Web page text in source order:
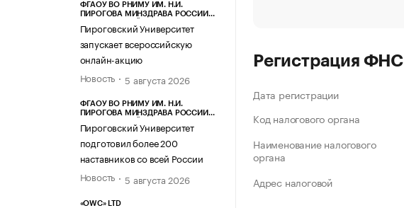
ФГАОУ ВО РНИМУ ИМ. Н.И.
ПИРОГОВА МИНЗДРАВА РОССИИ
Пироговский Университет
запускает всероссийскую
онлайн-акцию
Новость
5 августа 2026
ФГАОУ ВО РНИМУ ИМ. Н.И.
ПИРОГОВА МИНЗДРАВА РОССИИ
Пироговский Университет
подготовил более 200
наставников со всей России
Новость
5 августа 2026
«OWC» LTD
Регистрация ФНС
Дата регистрации
Код налогового органа
Наименование налогового
органа
Адрес налоговой